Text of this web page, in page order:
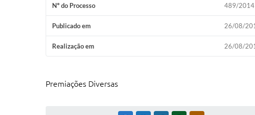
Nº do Processo 489/2014
Publicado em 26/08/
Realização em 26/08/
Premiações Diversas